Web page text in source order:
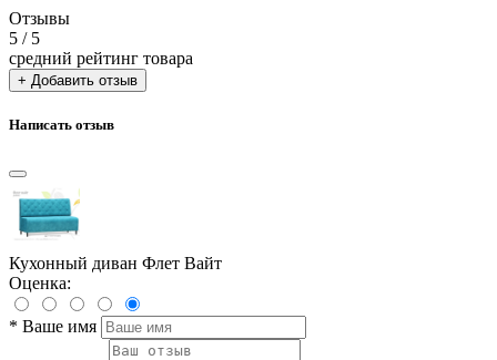
Отзывы
5 / 5
средний рейтинг товара
+ Добавить отзыв
Написать отзыв
Кухонный диван Флет Вайт
Оценка:
* Ваше имя